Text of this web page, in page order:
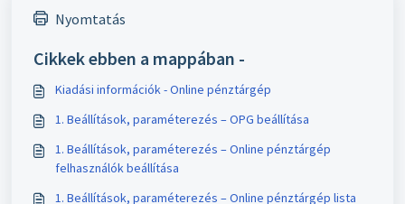
Nyomtatás
Cikkek ebben a mappában -
Kiadási információk - Online pénztárgép
1. Beállítások, paraméterezés – OPG beállítása
1. Beállítások, paraméterezés – Online pénztárgép
felhasználók beállítása
1. Beállítások, paraméterezés – Online pénztárgép lista